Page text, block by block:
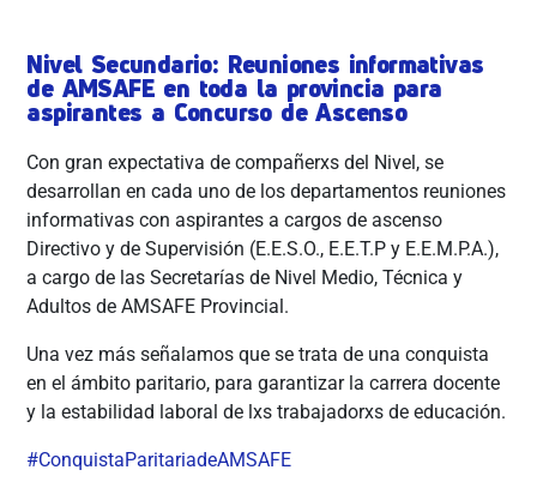
Nivel Secundario: Reuniones informativas
de AMSAFE en toda la provincia para
aspirantes a Concurso de Ascenso
Con gran expectativa de compañerxs del Nivel, se
desarrollan en cada uno de los departamentos reuniones
informativas con aspirantes a cargos de ascenso
Directivo y de Supervisión (E.E.S.O., E.E.T.P y E.E.M.P.A.),
a cargo de las Secretarías de Nivel Medio, Técnica y
Adultos de AMSAFE Provincial.
Una vez más señalamos que se trata de una conquista
en el ámbito paritario, para garantizar la carrera docente
y la estabilidad laboral de lxs trabajadorxs de educación.
#ConquistaParitariadeAMSAFE